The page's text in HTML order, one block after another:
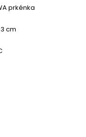
prkénka
3 cm